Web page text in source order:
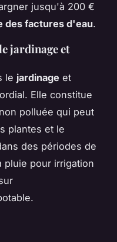
jusqu'à 200 €
des factures d'eau.
jardinage et
le jardinage et
Elle constitue
polluée qui peut
plantes et le
des périodes de
pluie pour irrigation